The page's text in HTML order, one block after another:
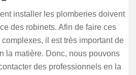
installer les plomberies doivent
des robinets. Afin de faire ces
il est très important de
la matière. Donc, nous pouvons
des professionnels en la